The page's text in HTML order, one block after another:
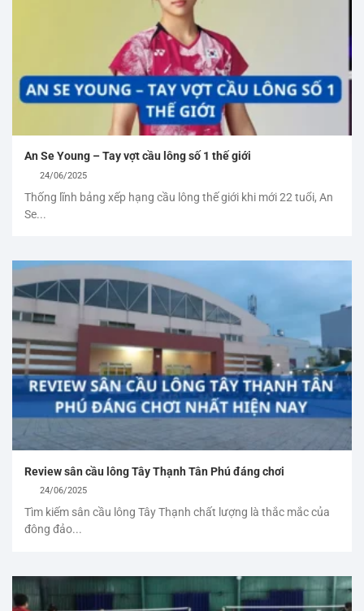
An Se Young – Tay vợt cầu lông số 1 thế giới
24/06/2025
Thống lĩnh bảng xếp hạng cầu lông thế giới khi mới 22 tuổi, An
Se...
Review sân cầu lông Tây Thạnh Tân Phú đáng chơi
24/06/2025
Tìm kiếm sân cầu lông Tây Thạnh chất lượng là thắc mắc của
đông đảo...